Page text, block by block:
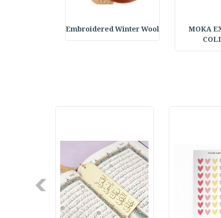
MOKA
Embroidered Winter Wool
Next